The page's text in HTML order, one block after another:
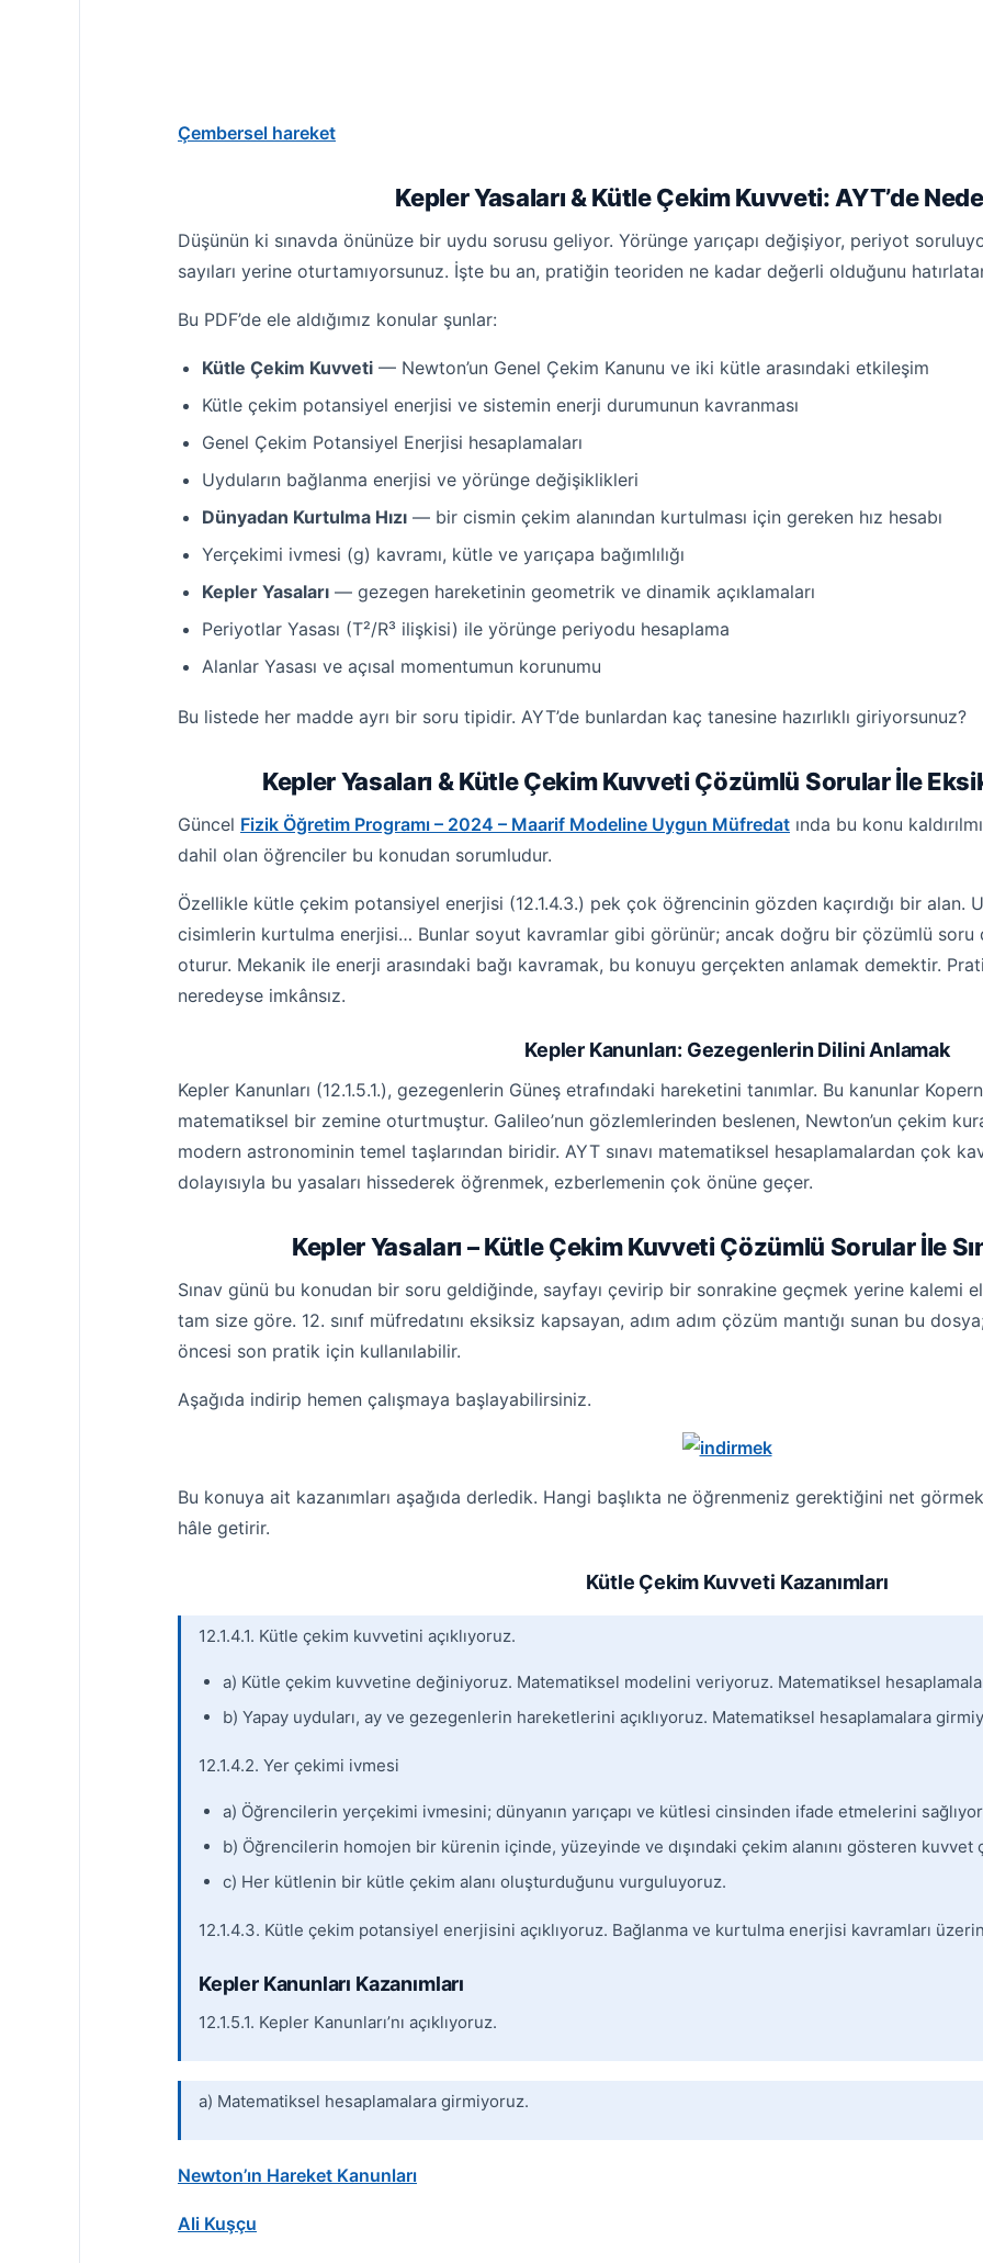
Çembersel hareket
Kepler Yasaları & Kütle Çekim Kuvveti: AYT’de
Düşünün ki sınavda önünüze bir uydu sorusu geliyor. Yörünge yarıçapı değişiyor, periyot
sayıları yerine oturtamıyorsunuz. İşte bu an, pratiğin teoriden ne kadar değerli olduğunu
Bu PDF’de ele aldığımız konular şunlar:
Kütle Çekim Kuvveti — Newton’un Genel Çekim Kanunu ve iki kütle arasındaki etkileşim
Kütle çekim potansiyel enerjisi ve sistemin enerji durumunun kavranması
Genel Çekim Potansiyel Enerjisi hesaplamaları
Uyduların bağlanma enerjisi ve yörünge değişiklikleri
Dünyadan Kurtulma Hızı — bir cismin çekim alanından kurtulması için gereken hız hesabı
Yerçekimi ivmesi (g) kavramı, kütle ve yarıçapa bağımlılığı
Kepler Yasaları — gezegen hareketinin geometrik ve dinamik açıklamaları
Periyotlar Yasası (T²/R³ ilişkisi) ile yörünge periyodu hesaplama
Alanlar Yasası ve açısal momentumun korunumu
Bu listede her madde ayrı bir soru tipidir. AYT’de bunlardan kaç tanesine hazırlıklı giriyorsunuz?
Kepler Yasaları & Kütle Çekim Kuvveti Çözümlü Sorular İle
Güncel Fizik Öğretim Programı – 2024 – Maarif Modeline Uygun Müfredat ında bu konu
dahil olan öğrenciler bu konudan sorumludur.
Özellikle kütle çekim potansiyel enerjisi (12.1.4.3.) pek çok öğrencinin gözden kaçırdığı bir alan.
cisimlerin kurtulma enerjisi… Bunlar soyut kavramlar gibi görünür; ancak doğru bir çözümlü soru
oturur. Mekanik ile enerji arasındaki bağı kavramak, bu konuyu gerçekten anlamak demektir.
neredeyse imkânsız.
Kepler Kanunları: Gezegenlerin Dilini Anlamak
Kepler Kanunları (12.1.5.1.), gezegenlerin Güneş etrafındaki hareketini tanımlar. Bu kanunlar
matematiksel bir zemine oturtmuştur. Galileo’nun gözlemlerinden beslenen, Newton’un çekim
modern astronominin temel taşlarından biridir. AYT sınavı matematiksel hesaplamalardan çok
dolayısıyla bu yasaları hissederek öğrenmek, ezberlemenin çok önüne geçer.
Kepler Yasaları – Kütle Çekim Kuvveti Çözümlü Sorular İle
Sınav günü bu konudan bir soru geldiğinde, sayfayı çevirip bir sonrakine geçmek yerine kalemi
tam size göre. 12. sınıf müfredatını eksiksiz kapsayan, adım adım çözüm mantığı sunan bu
öncesi son pratik için kullanılabilir.
Aşağıda indirip hemen çalışmaya başlayabilirsiniz.
Bu konuya ait kazanımları aşağıda derledik. Hangi başlıkta ne öğrenmeniz gerektiğini net
hâle getirir.
Kütle Çekim Kuvveti Kazanımları
12.1.4.1. Kütle çekim kuvvetini açıklıyoruz.
a) Kütle çekim kuvvetine değiniyoruz. Matematiksel modelini veriyoruz. Matematiksel
b) Yapay uyduları, ay ve gezegenlerin hareketlerini açıklıyoruz. Matematiksel hesaplamalara
12.1.4.2. Yer çekimi ivmesi
a) Öğrencilerin yerçekimi ivmesini; dünyanın yarıçapı ve kütlesi cinsinden ifade etmelerini
b) Öğrencilerin homojen bir kürenin içinde, yüzeyinde ve dışındaki çekim alanını gösteren
c) Her kütlenin bir kütle çekim alanı oluşturduğunu vurguluyoruz.
12.1.4.3. Kütle çekim potansiyel enerjisini açıklıyoruz. Bağlanma ve kurtulma enerjisi kavramları
Kepler Kanunları Kazanımları
12.1.5.1. Kepler Kanunları’nı açıklıyoruz.
a) Matematiksel hesaplamalara girmiyoruz.
Newton’ın Hareket Kanunları
Ali Kuşçu